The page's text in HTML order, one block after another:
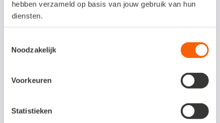
hebben verzameld op basis van jouw gebruik van hun
diensten.
Noodzakelijk
Voorkeuren
Statistieken
Snelstart-gebruikersnaam en -wachtwoord.
Veiligheid is geen extraatje, maar een
In dit bericht lees je veel over veiligheid –
verandert snel. Cyberaanvallen, datalekken